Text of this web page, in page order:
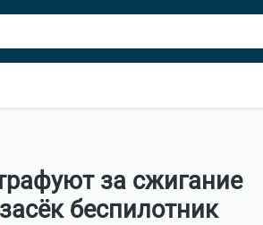
за сжигание
беспилотник